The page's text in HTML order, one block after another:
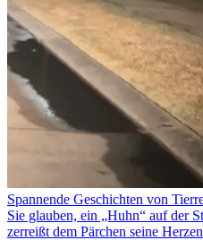
Spannende Geschichten von
Sie glauben, ein „Huhn“ auf der
zerreißt dem Pärchen seine Herzen